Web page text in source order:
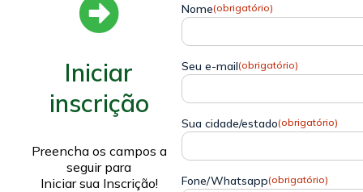
Iniciar
inscrição
Preencha os campos a
seguir para
Iniciar sua Inscrição!
Nome(obrigatório)
Seu e-mail(obrigatório)
Sua cidade/estado(obrigatório)
Fone/Whatsapp(obrigatório)